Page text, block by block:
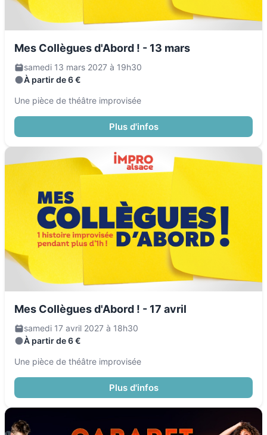
Mes Collègues d'Abord ! - 13 mars
samedi 13 mars 2027 à 19h30
À partir de 6 €
Une pièce de théâtre improvisée
Plus d'infos
Mes Collègues d'Abord ! - 17 avril
samedi 17 avril 2027 à 18h30
À partir de 6 €
Une pièce de théâtre improvisée
Plus d'infos